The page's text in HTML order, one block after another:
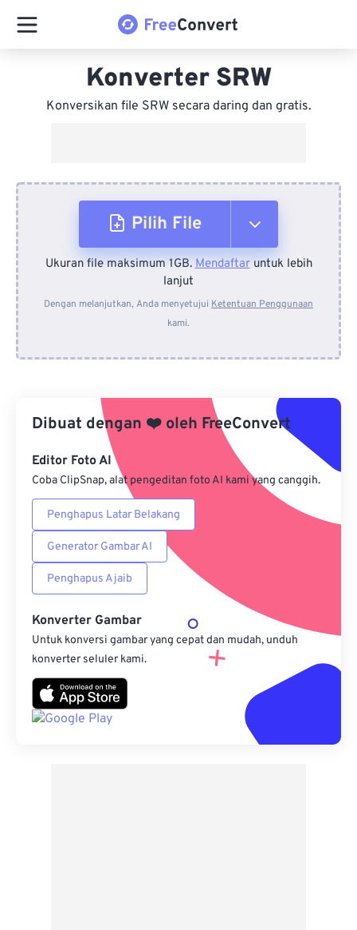
Konverter SRW
Konversikan file SRW secara daring dan gratis.
Pilih File
Dari Perangkat
Dari Dropbox
Dari Url
Ukuran file maksimum 1GB.Mendaftaruntuk lebih
lanjut
Dengan melanjutkan, Anda menyetujui Ketentuan Penggunaan
kami.
Dibuat dengan ❤️ oleh FreeConvert
Editor Foto AI
Coba ClipSnap, alat pengeditan foto AI kami yang canggih.
Penghapus Latar Belakang
Generator Gambar AI
Penghapus Ajaib
Konverter Gambar
Untuk konversi gambar yang cepat dan mudah, unduh
konverter seluler kami.